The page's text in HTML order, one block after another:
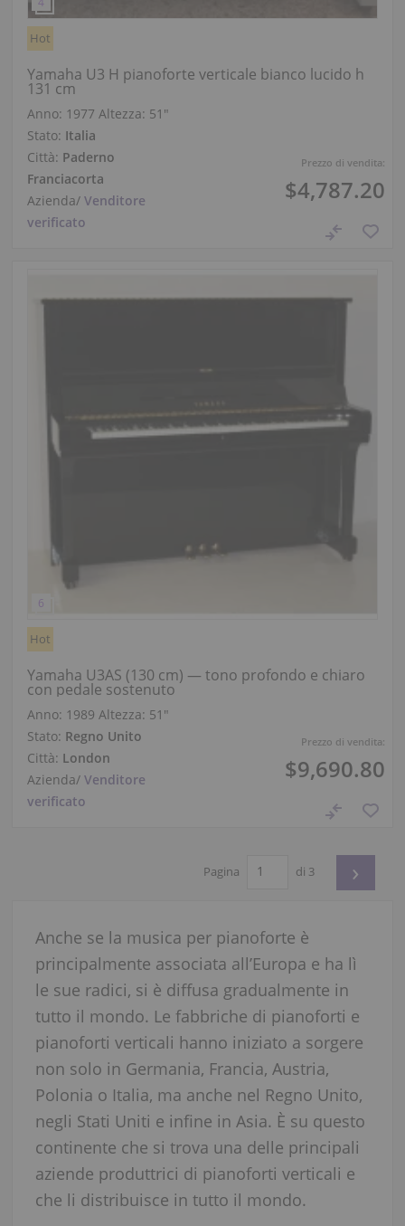
Prezzo di vendita:
$4,787.20
Hot
Yamaha U3 H pianoforte verticale bianco lucido h
131 cm
Anno: 1977 Altezza: 51″
Stato: Italia
Città: Paderno
Franciacorta
Azienda/ Venditore
verificato
Prezzo di vendita:
$9,690.80
Hot
Yamaha U3AS (130 cm) — tono profondo e chiaro
con pedale sostenuto
Anno: 1989 Altezza: 51″
Stato: Regno Unito
Città: London
Azienda/ Venditore
verificato
Pagina di 3 ›
Anche se la musica per pianoforte è
principalmente associata all’Europa e ha lì
le sue radici, si è diffusa gradualmente in
tutto il mondo. Le fabbriche di pianoforti e
pianoforti verticali hanno iniziato a sorgere
non solo in Germania, Francia, Austria,
Polonia o Italia, ma anche nel Regno Unito,
negli Stati Uniti e infine in Asia. È su questo
continente che si trova una delle principali
aziende produttrici di pianoforti verticali e
che li distribuisce in tutto il mondo.